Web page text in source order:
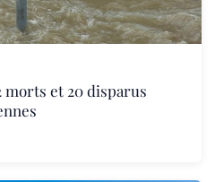
morts et 20 disparus